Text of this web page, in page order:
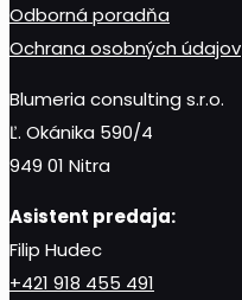
Odborná poradňa
Ochrana osobných údajov
Blumeria consulting s.r.o.
Ľ. Okánika 590/4
949 01 Nitra
Asistent predaja:
Filip Hudec
+421 918 455 491